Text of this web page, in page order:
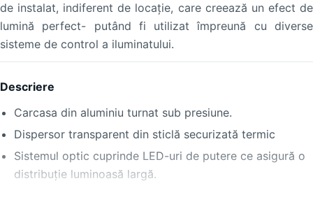
de instalat, indiferent de locaţie, care creează un efect de
lumină perfect- putând fi utilizat împreună cu diverse
sisteme de control a iluminatului.
Descriere
Carcasa din aluminiu turnat sub presiune.
Dispersor transparent din sticlă securizată termic
Sistemul optic cuprinde LED-uri de putere ce asigură o
distribuţie luminoasă largă.